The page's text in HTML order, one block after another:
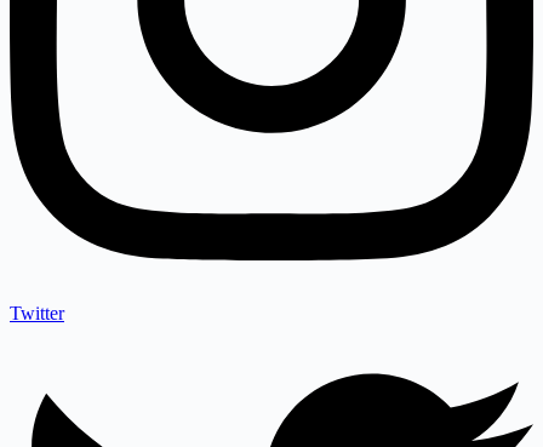
Twitter